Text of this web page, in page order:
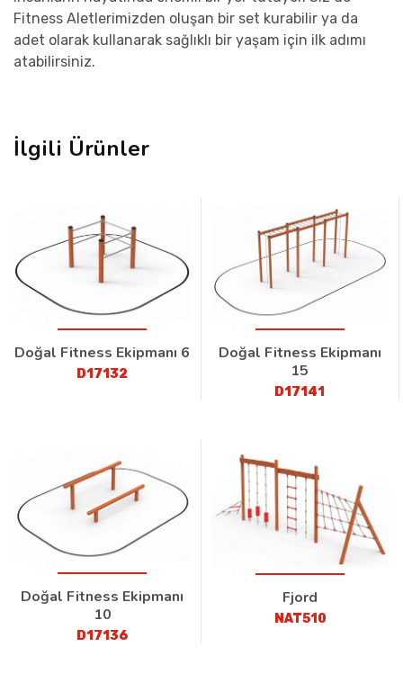
Fitness Aletlerimizden oluşan bir set kurabilir ya da
adet olarak kullanarak sağlıklı bir yaşam için ilk adımı
atabilirsiniz.
İlgili Ürünler
Doğal Fitness Ekipmanı 6
D17132
Doğal Fitness Ekipmanı
15
D17141
Doğal Fitness Ekipmanı
10
D17136
Fjord
NAT510